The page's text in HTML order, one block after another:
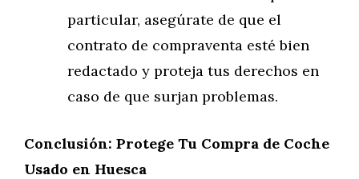
particular, asegúrate de que el
contrato de compraventa esté bien
redactado y proteja tus derechos en
caso de que surjan problemas.
Conclusión: Protege Tu Compra de Coche
Usado en Huesca